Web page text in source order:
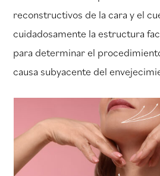
reconstructivos de la cara y el
cuidadosamente la estructura
para determinar el
causa subyacente del